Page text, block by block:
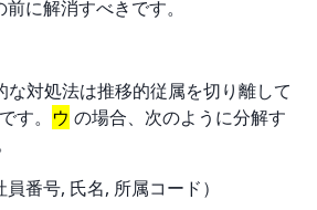
に解消すべきです。
対処法は推移的従属を切り離して
す。 ウ の場合、次のように分解す
番号, 氏名, 所属コード）